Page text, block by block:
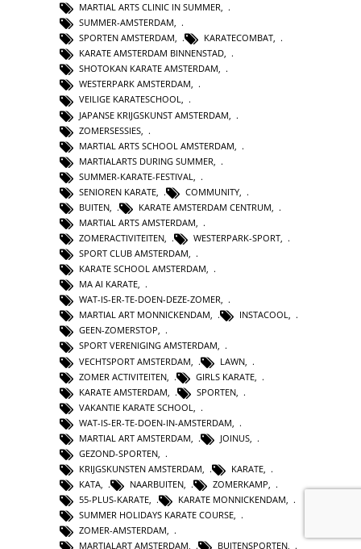
MARTIAL ARTS CLINIC IN SUMMER,
SUMMER-AMSTERDAM,
SPORTEN AMSTERDAM, KARATECOMBAT,
KARATE AMSTERDAM BINNENSTAD,
SHOTOKAN KARATE AMSTERDAM,
WESTERPARK AMSTERDAM,
VEILIGE KARATESCHOOL,
JAPANSE KRIJGSKUNST AMSTERDAM
ZOMERSESSIES
MARTIAL ARTS SCHOOL AMSTERDAM
MARTIALARTS DURING SUMMER
SUMMER-KARATE-FESTIVAL
SENIOREN KARATE
COMMUNITY
BUITEN
KARATE AMSTERDAM CENTRUM
MARTIAL ARTS AMSTERDAM
ZOMERACTIVITEITEN, WESTERPARK-SPORT,
SPORT CLUB AMSTERDAM,
KARATE SCHOOL AMSTERDAM,
MA AI KARATE,
WAT-IS-ER-TE-DOEN-DEZE-ZOMER,
MARTIAL ART MONNICKENDAM, INSTACOOL,
GEEN-ZOMERSTOP,
SPORT VERENIGING AMSTERDAM,
VECHTSPORT AMSTERDAM
LAWN
ZOMER ACTIVITEITEN
GIRLS KARATE
KARATE AMSTERDAM
SPORTEN
VAKANTIE KARATE SCHOOL
WAT-IS-ER-TE-DOEN-IN-AMSTERDAM
MARTIAL ART AMSTERDAM
JOINUS
GEZOND-SPORTEN
KRIJGSKUNSTEN AMSTERDAM
KARATE
KATA, NAARBUITEN, ZOMERKAMP,
55-PLUS-KARATE, KARATE MONNICKENDAM,
SUMMER HOLIDAYS KARATE COURSE,
ZOMER-AMSTERDAM,
MARTIALART AMSTERDAM, BUITENSPORTEN,